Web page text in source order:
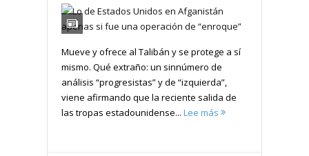
Mueve y ofrece al Talibán y se protege a sí
mismo. Qué extraño: un sinnúmero de
análisis “progresistas” y de “izquierda”,
viene afirmando que la reciente salida de
las tropas estadounidense... Lee más